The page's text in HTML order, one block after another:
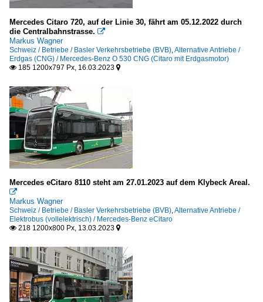
Mercedes Citaro 720, auf der Linie 30, fährt am 05.12.2022 durch
die Centralbahnstrasse. 
Markus Wagner
Schweiz / Betriebe / Basler Verkehrsbetriebe (BVB),Alternative Antriebe /
Erdgas (CNG) / Mercedes-Benz O 530 CNG (Citaro mit Erdgasmotor)
 185 1200x797 Px, 16.03.2023 
Mercedes eCitaro 8110 steht am 27.01.2023 auf dem Klybeck Areal.

Markus Wagner
Schweiz / Betriebe / Basler Verkehrsbetriebe (BVB),Alternative Antriebe /
Elektrobus (vollelektrisch) / Mercedes-Benz eCitaro
 218 1200x800 Px, 13.03.2023 